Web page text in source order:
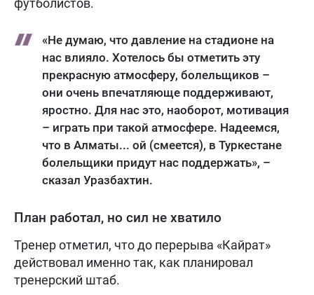
футболистов.
«Не думаю, что давление на стадионе на
нас влияло. Хотелось бы отметить эту
прекрасную атмосферу, болельщиков –
они очень впечатляюще поддерживают,
яростно. Для нас это, наоборот, мотивация
– играть при такой атмосфере. Надеемся,
что в Алматы... ой (смеется), в Туркестане
болельщики придут нас поддержать», –
сказал Уразбахтин.
План работал, но сил не хватило
Тренер отметил, что до перерыва «Кайрат»
действовал именно так, как планировал
тренерский штаб.